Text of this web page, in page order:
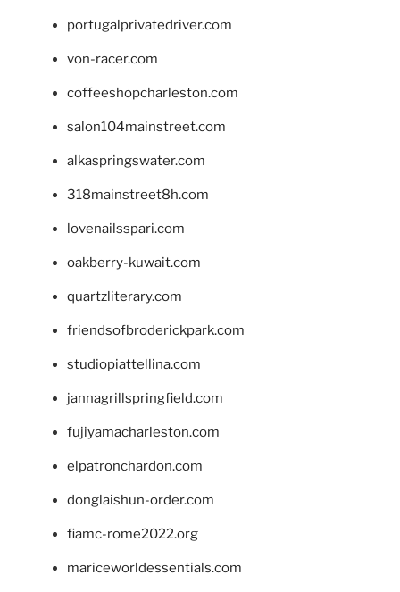
portugalprivatedriver.com
von-racer.com
coffeeshopcharleston.com
salon104mainstreet.com
alkaspringswater.com
318mainstreet8h.com
lovenailsspari.com
oakberry-kuwait.com
quartzliterary.com
friendsofbroderickpark.com
studiopiattellina.com
jannagrillspringfield.com
fujiyamacharleston.com
elpatronchardon.com
donglaishun-order.com
fiamc-rome2022.org
mariceworldessentials.com